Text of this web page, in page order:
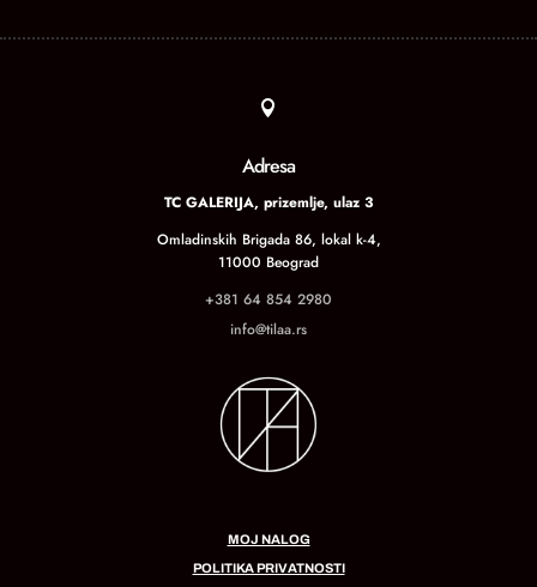

Adresa
TC GALERIJA, prizemlje, ulaz 3
Omladinskih Brigada 86, lokal k-4,
11000 Beograd
+381 64 854 2980
info@tilaa.rs
MOJ NALOG
POLITIKA PRIVATNOSTI